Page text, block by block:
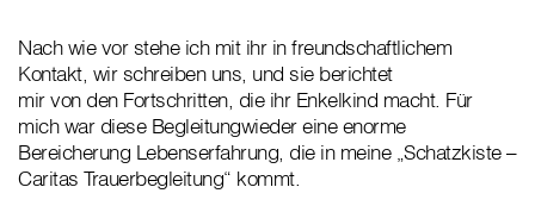
Nach wie vor stehe ich mit ihr in freundschaftlichem
Kontakt, wir schreiben uns, und sie berichtet
mir von den Fortschritten, die ihr Enkelkind macht. Für
mich war diese Begleitungwieder eine enorme
Bereicherung Lebenserfahrung, die in meine „Schatzkiste –
Caritas Trauerbegleitung“ kommt.